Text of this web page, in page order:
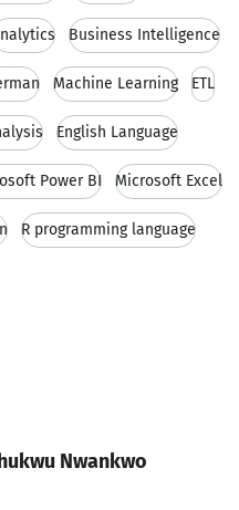
Business Intelligence
Machine Learning ETL
English Language
Power BI Microsoft Excel
R programming language
Nwankwo